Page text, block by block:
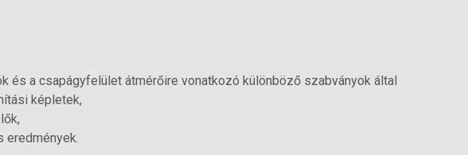
és a csapágyfelület átmérőire vonatkozó különböző szabványok által
képletek,
eredmények.